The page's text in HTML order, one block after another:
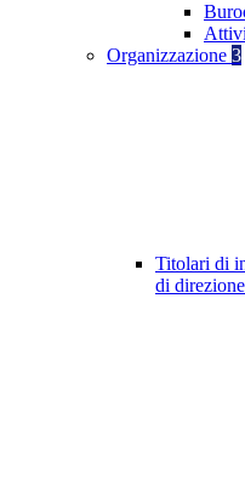
Organizzazione 3
Titolari di
di